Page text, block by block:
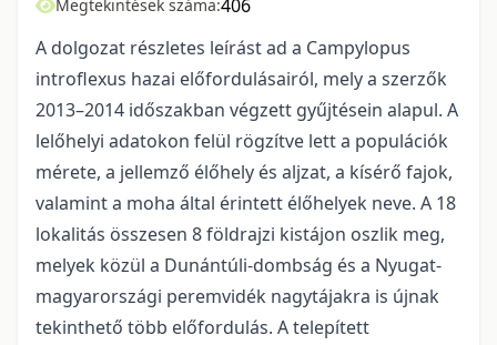
Megtekintések száma:406
A dolgozat részletes leírást ad a Campylopus
introflexus hazai előfordulásairól, mely a szerzők
2013–2014 időszakban végzett gyűjtésein alapul. A
lelőhelyi adatokon felül rögzítve lett a populációk
mérete, a jellemző élőhely és aljzat, a kísérő fajok,
valamint a moha által érintett élőhelyek neve. A 18
lokalitás összesen 8 földrajzi kistájon oszlik meg,
melyek közül a Dunántúli-dombság és a Nyugat-
magyarországi peremvidék nagytájakra is újnak
tekinthető több előfordulás. A telepített